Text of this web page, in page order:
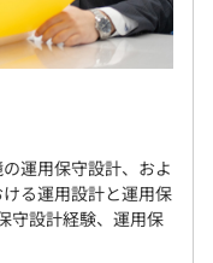
運用保守設計、およ
る運用設計と運用保
守設計経験、運用保